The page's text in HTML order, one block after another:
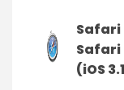
Safari
Safari
(iOS